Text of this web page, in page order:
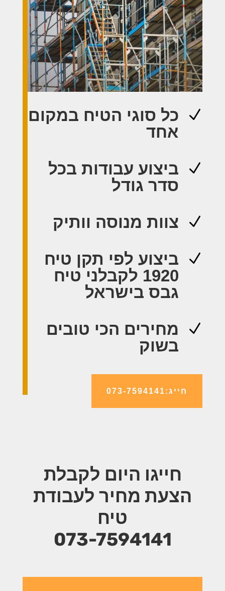
N
כל סוגי הטיח במקום
אחד
N
ביצוע עבודות בכל
סדר גודל
N צוות מנוסה וותיק
N
ביצוע לפי תקן טיח
1920 לקבלני טיח
גבס בישראל
N
מחירים הכי טובים
בשוק
חייג:073-7594141
חייגו היום לקבלת
הצעת מחיר לעבודת
טיח
073-7594141